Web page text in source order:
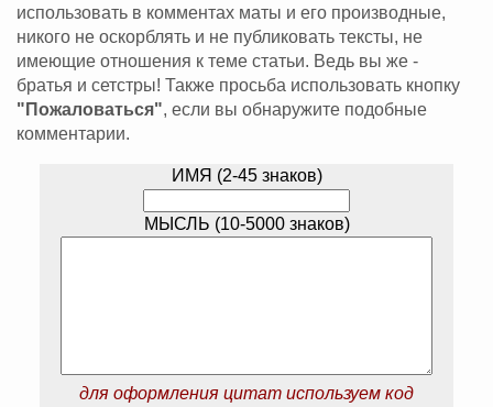
использовать в комментах маты и его производные,
никого не оскорблять и не публиковать тексты, не
имеющие отношения к теме статьи. Ведь вы же -
братья и сетстры! Также просьба использовать кнопку
"Пожаловаться", если вы обнаружите подобные
комментарии.
ИМЯ (2-45 знаков)
МЫСЛЬ (10-5000 знаков)
для оформления цитат используем код